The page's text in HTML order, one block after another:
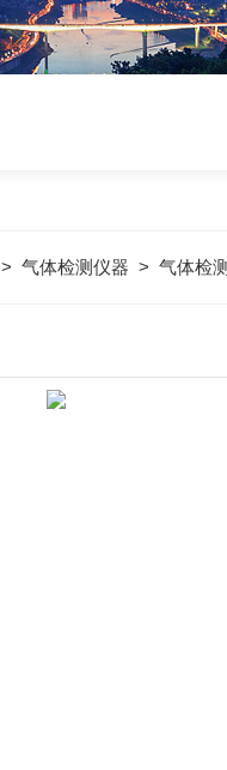
>气体检测仪器 >气体检